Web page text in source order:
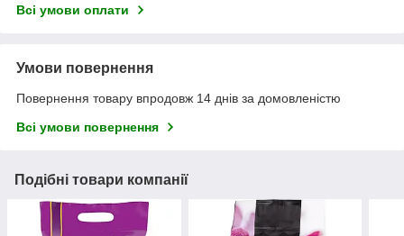
Всі умови оплати
Умови повернення
Повернення товару впродовж 14 днів за домовленістю
Всі умови повернення
Подібні товари компанії